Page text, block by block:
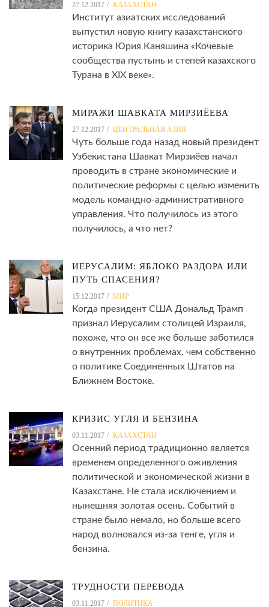
27.12.2017 КАЗАХСТАН
Институт азиатских исследований
выпустил новую книгу казахстанского
историка Юрия Каняшина «Кочевые
сообщества пустынь и степей казахского
Турана в XIX веке».
МИРАЖИ ШАВКАТА МИРЗИЁЕВА
27.12.2017 ЦЕНТРАЛЬНАЯ АЗИЯ
Чуть больше года назад новый президент
Узбекистана Шавкат Мирзиёев начал
проводить в стране экономические и
политические реформы с целью изменить
модель командно-административного
управления. Что получилось из этого
получилось, а что нет?
ИЕРУСАЛИМ: ЯБЛОКО РАЗДОРА ИЛИ
ПУТЬ СПАСЕНИЯ?
15.12.2017 МИР
Когда президент США Дональд Трамп
признал Иерусалим столицей Израиля,
похоже, что он все же больше заботился
о внутренних проблемах, чем собственно
о политике Соединенных Штатов на
Ближнем Востоке.
КРИЗИС УГЛЯ И БЕНЗИНА
03.11.2017 КАЗАХСТАН
Осенний период традиционно является
временем определенного оживления
политической и экономической жизни в
Казахстане. Не стала исключением и
нынешняя золотая осень. Событий в
стране было немало, но больше всего
народ волновался из-за тенге, угля и
бензина.
ТРУДНОСТИ ПЕРЕВОДА
03.11.2017 ПОЛИТИКА